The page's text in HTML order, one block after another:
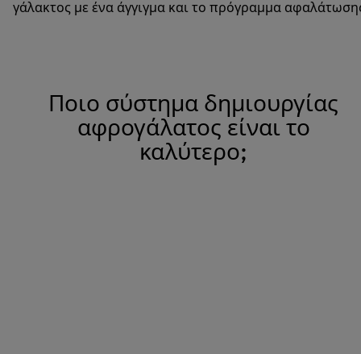
γάλακτος με ένα άγγιγμα και το πρόγραμμα
Ποιο σύστημα δημιουργίας
αφρογάλατος είναι το
καλύτερο;